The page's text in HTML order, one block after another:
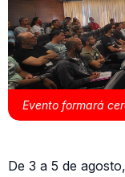
Evento formará
De 3 a 5 de